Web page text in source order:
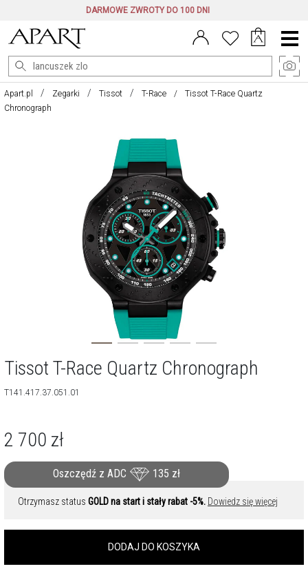
DARMOWE ZWROTY DO 100 DNI
Menu
główne
Apart.pl Zegarki Tissot T-Race
Tissot T-Race Quartz
Chronograph
Tissot T-Race Quartz Chronograph
T141.417.37.051.01
2 700 zł
Oszczędź z ADC 135 zł
Otrzymasz status GOLD na start i stały rabat -5%. Dowiedz się więcej
DODAJ DO KOSZYKA